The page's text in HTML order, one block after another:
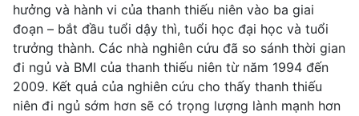
hưởng và hành vi của thanh thiếu niên vào ba giai
đoạn – bắt đầu tuổi dậy thì, tuổi học đại học và tuổi
trưởng thành. Các nhà nghiên cứu đã so sánh thời gian
đi ngủ và BMI của thanh thiếu niên từ năm 1994 đến
2009. Kết quả của nghiên cứu cho thấy thanh thiếu
niên đi ngủ sớm hơn sẽ có trọng lượng lành mạnh hơn